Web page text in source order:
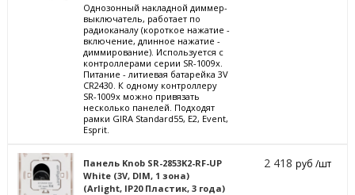
Однозонный накладной диммер-
выключатель, работает по
радиоканалу (короткое нажатие -
включение, длинное нажатие -
диммирование). Используется с
контроллерами серии SR-1009х.
Питание - литиевая батарейка 3V
CR2430. К одному контроллеру
SR-1009х можно привязать
несколько панелей. Подходят
рамки GIRA Standard55, E2, Event,
Esprit.
Панель Knob SR-2853K2-RF-UP
White (3V, DIM, 1 зона)
(Arlight, IP20 Пластик, 3 года)
2 418руб /шт